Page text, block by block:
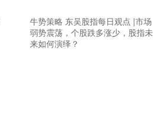
牛势策略 东吴股指每日观点 |市场
弱势震荡，个股跌多涨少，股指未
来如何演绎？